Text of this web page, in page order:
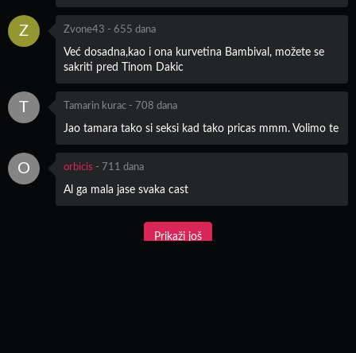
Z Zvone43 - 655 dana
Već dosadna,kao i ona kurvetina Bambival, možete se
sakriti pred Tinom Dakic
T Tamarin kurac - 708 dana
Jao tamara tako si seksi kad tako pricas mmm. Volimo te
O orbicis - 711 dana
Al ga mala jase svaka cast